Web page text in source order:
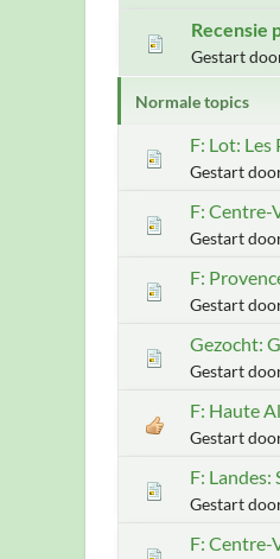
Recensie
Gestart
Normale topics
F: Lot: Les
Gestart
F: Centre-
Gestart
F:
Gestart
Gezocht:
Gestart
F: Haute
Gestart
F:
Gestart
F: Centre-